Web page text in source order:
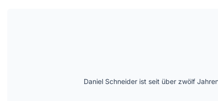
Daniel Schneider ist seit über zwölf